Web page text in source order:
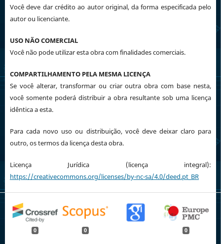
Você deve dar crédito ao autor original, da forma especificada pelo
autor ou licenciante.
USO NÃO COMERCIAL
Você não pode utilizar esta obra com finalidades comerciais.
COMPARTILHAMENTO PELA MESMA LICENÇA
Se você alterar, transformar ou criar outra obra com base nesta,
você somente poderá distribuir a obra resultante sob uma licença
idêntica a esta.
Para cada novo uso ou distribuição, você deve deixar claro para
outro, os termos da licença desta obra.
Licença Jurídica (licença integral):
https://creativecommons.org/licenses/by-nc-sa/4.0/deed.pt_BR
0 0 0